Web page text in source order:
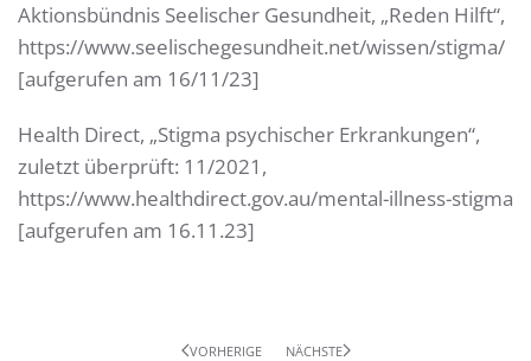
Aktionsbündnis Seelischer Gesundheit, „Reden Hilft“,
https://www.seelischegesundheit.net/wissen/stigma/
[aufgerufen am 16/11/23]
Health Direct, „Stigma psychischer Erkrankungen“,
zuletzt überprüft: 11/2021,
https://www.healthdirect.gov.au/mental-illness-stigma
[aufgerufen am 16.11.23]
VORHERIGE NÄCHSTE